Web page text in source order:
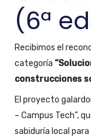
(6ª
Recibimos el
categoría
construcciones
El proyecto
– Campus Tech”,
sabiduría local